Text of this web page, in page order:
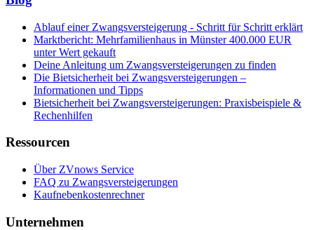
Ablauf einer Zwangsversteigerung - Schritt für Schritt erklärt
Marktbericht: Mehrfamilienhaus in Münster 400.000 EUR
unter Wert gekauft
Deine Anleitung um Zwangsversteigerungen zu finden
Die Bietsicherheit bei Zwangsversteigerungen –
Informationen und Tipps
Bietsicherheit bei Zwangsversteigerungen: Praxisbeispiele &
Rechenhilfen
Ressourcen
Über ZVnows Service
FAQ zu Zwangsversteigerungen
Kaufnebenkostenrechner
Unternehmen